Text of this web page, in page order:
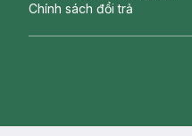
Chính sách đổi trả